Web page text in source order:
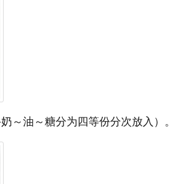
～油～糖分为四等份分次放入）。